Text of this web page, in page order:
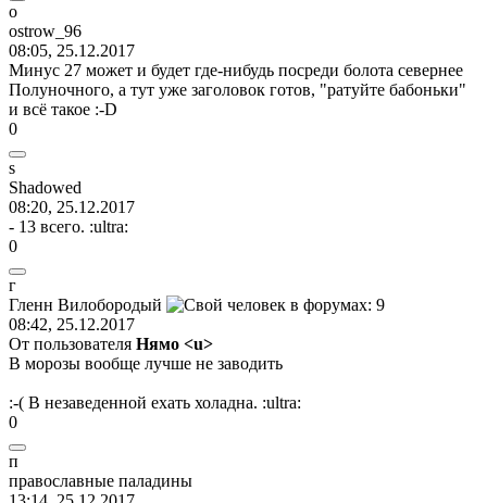
o
ostrow_96
08:05, 25.12.2017
Минус 27 может и будет где-нибудь посреди болота севернее
Полуночного, а тут уже заголовок готов, "ратуйте бабоньки"
и всё такое :-D
0
s
Shadowed
08:20, 25.12.2017
- 13 всего. :ultra:
0
г
Гленн Вилобородый
08:42, 25.12.2017
От пользователя Нямо <u>
В морозы вообще лучше не заводить
:-( В незаведенной ехать холадна. :ultra:
0
п
православные паладины